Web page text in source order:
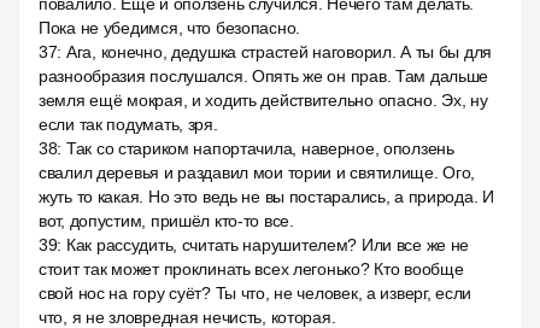
Пока не убедимся, что безопасно.
37: Ага, конечно, дедушка страстей наговорил. А ты бы для
разнообразия послушался. Опять же он прав. Там дальше
земля ещё мокрая, и ходить действительно опасно. Эх, ну
если так подумать, зря.
38: Так со стариком напортачила, наверное, оползень
свалил деревья и раздавил мои тории и святилище. Ого,
жуть то какая. Но это ведь не вы постарались, а природа. И
вот, допустим, пришёл кто-то все.
39: Как рассудить, считать нарушителем? Или все же не
стоит так может проклинать всех легонько? Кто вообще
свой нос на гору суёт? Ты что, не человек, а изверг, если
что, я не зловредная нечисть, которая.